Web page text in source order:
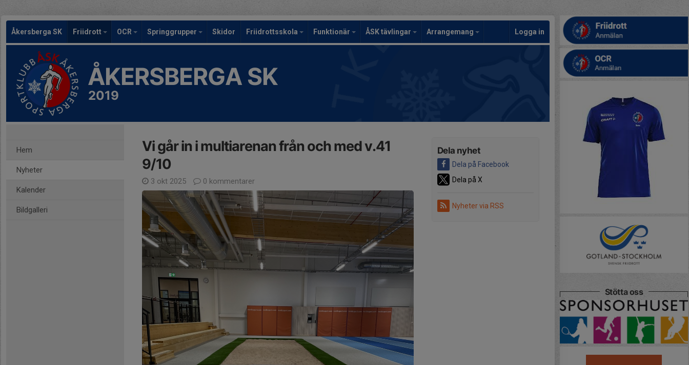
Åkersberga SK Friidrott OCR Springgrupper Skidor Friidrottsskola Funktionär ÅSK tävlingar Arrangemang Logga in
ÅKERSBERGA SK
2019
Hem
Nyheter
Kalender
Bildgalleri
Dela nyhet
Dela på Facebook
Dela på X
Nyheter via RSS
Vi går in i multiarenan från och med v.41
9/10
3 okt 2025 0 kommentarer
Stötta oss